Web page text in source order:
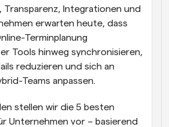
Integrationen und
erwarten heute, dass
Terminplanung
Tools hinweg synchronisieren,
reduzieren und sich an
Teams anpassen.
stellen wir die 5 besten
Unternehmen vor – basierend